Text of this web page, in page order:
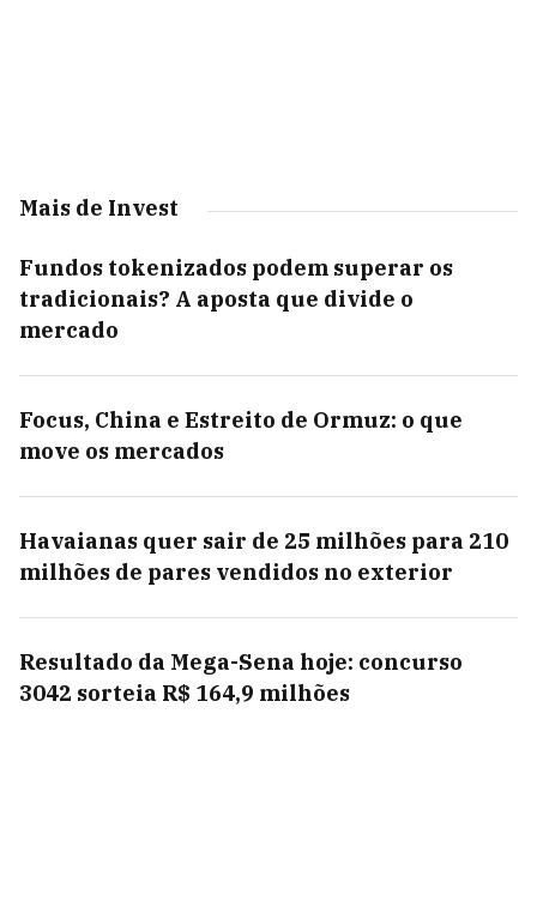
Mais de Invest
Fundos tokenizados podem superar os
tradicionais? A aposta que divide o
mercado
Focus, China e Estreito de Ormuz: o que
move os mercados
Havaianas quer sair de 25 milhões para 210
milhões de pares vendidos no exterior
Resultado da Mega-Sena hoje: concurso
3042 sorteia R$ 164,9 milhões